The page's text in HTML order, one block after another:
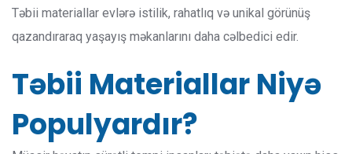
Təbii materiallar evlərə istilik, rahatlıq və unikal görünüş
qazandıraraq yaşayış məkanlarını daha cəlbedici edir.
Təbii Materiallar Niyə
Populyardır?